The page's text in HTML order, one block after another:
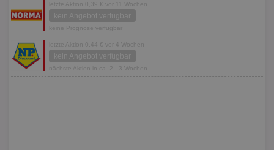
letzte Aktion 0,39 € vor 11 Wochen
kein Angebot verfügbar
keine Prognose verfügbar
letzte Aktion 0,44 € vor 4 Wochen
kein Angebot verfügbar
nächste Aktion in ca. 2 - 3 Wochen